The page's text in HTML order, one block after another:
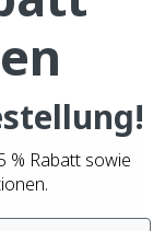
% Rabatt sowie